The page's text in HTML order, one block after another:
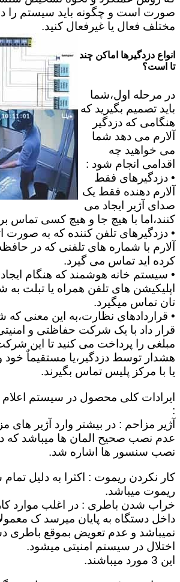
صورت است و چگونه باید سیستم را
مختلف فعال یا غیرفعال کنید.
انواع دزدگیرها اماکن چند
تا است؟
در مرحله اول،شما
باید تصمیم بگیرید که
هنگامی که دزدگیر
آلارم می دهد شما
می خواهید چه
اقدامی انجام شود :
• دزدگیرهای فقط
آلارم دهنده فقط یک
صدای آژیر ایجاد می
کنند،اما با هیچ جا و هیچ کسی تماس
• دزدگیرهای تلفن کننده که به صورت
آلارم با شماره های تلفنی که در
کرده اید تماس می گیرد.
• سیستم خانه هوشمند که هنگام
اپلیکیشن های تلفن همراه یا تبلت به
تان تماس میگیرد.
• قراردادهای نظارت،به این معنی
قرار داد با یک شرکت حفاظتی و
مبلغی را پرداخت می کنید تا این
هشدار توسط دزدگیر،یا مستقیماٌ
یا با مرکز پلیس تماس بگیرند.
ایرادات کلی محصول در سیستم اعلام
:
آژیر مزاحم : در بیشتر وارد آژیر های
عدم نصب صحیح المان ها میباشد که در
نصب سنسور ها اشاره شد.
کار نکردن ریموت : اکثرا به دلیل
ریموت میباشد.
خراب شدن باطری : در اغلب موارد
نمیباشد و عدم تعویض بموقع باطری
اختلال در سیستم امنیتی میشود.
این 3 مورد میباشند.